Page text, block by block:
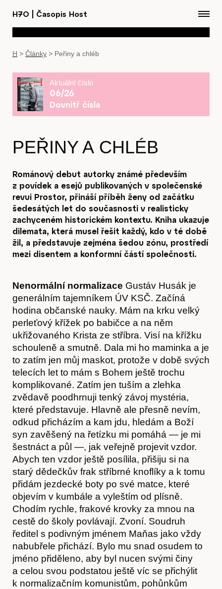
H7O Časopis Host
H > Články > Peřiny a chléb
Aktuální číslo
06/26
Dovnitř čísla
PEŘINY A CHLÉB
Románový debut autorky známé především
z povídek a esejů publikovaných v společenské
revui Prostor, přináší příběh ženy od začátku
šedesátých let do současnosti v realisticky
zachyceném historickém kontextu. Kniha ukazuje
dilemata, která musel řešit každý, kdo v té době
žil, a představuje zejména šedou zónu, prostředí
mezi disentem a konformní částí společnosti.
Nenormální normalizace Gustáv Husák je
generálním tajemníkem ÚV KSČ. Začíná
hodina občanské nauky. Mám na krku velký
perleťový křížek po babičce a na něm
ukřižovaného Krista ze stříbra. Visí na křížku
schouleně a smutně. Dala mi ho maminka a je
to zatím jen můj maskot, protože v době svých
telecích let to mám s Bohem ještě trochu
komplikované. Zatím jen tuším a zlehka
zvědavě poodhrnuji tenký závoj mystéria,
které představuje. Hlavně ale přesně nevím,
odkud přicházím a kam jdu, hledám a Boží
syn zavěšený na řetízku mi pomáhá — je mi
šestnáct a půl —, jak veřejně projevit vzdor.
Abych ten vzdor ještě posílila, přišiju si na
starý dědečkův frak stříbrné knoflíky a k tomu
přidám jezdecké boty po své matce, které
objevím v kumbále a vyleštím od plísně.
Chodím rychle, frakové krovky za mnou na
cestě do školy povlávají. Zvoní. Soudruh
ředitel s podivným jménem Maňas jako vždy
nabubřele přichází. Bylo mu snad osudem to
jméno přiděleno, aby byl nucen svými činy
a celou svou podstatou ještě víc se přichýlit
k normalizačním komunistům, pohůnkům